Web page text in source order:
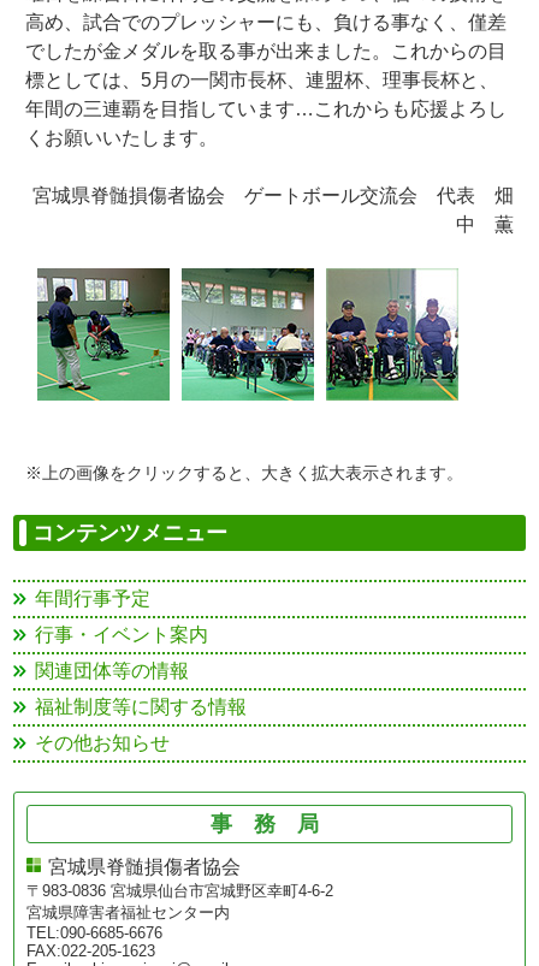
高め、試合でのプレッシャーにも、負ける事なく、僅差
でしたが金メダルを取る事が出来ました。これからの目
標としては、5月の一関市長杯、連盟杯、理事長杯と、
年間の三連覇を目指しています…これからも応援よろし
くお願いいたします。
宮城県脊髄損傷者協会 ゲートボール交流会 代表 畑
中 薫
※上の画像をクリックすると、大きく拡大表示されます。
コンテンツメニュー
年間行事予定
行事・イベント案内
関連団体等の情報
福祉制度等に関する情報
その他お知らせ
事務局
宮城県脊髄損傷者協会
〒983-0836 宮城県仙台市宮城野区幸町4-6-2
宮城県障害者福祉センター内
TEL:090-6685-6676
FAX:022-205-1623